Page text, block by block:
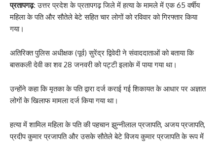
प्रतापगढ़: उत्तर प्रदेश के प्रतापगढ़ जिले में हत्या के मामले में एक 65 वर्षीय
महिला के पति और सौतेले बेटे सहित चार लोगों को रविवार को गिरफ्तार किया
गया।
अतिरिक्त पुलिस अधीक्षक (पूर्व) सुरेंद्र द्विवेदी ने संवाददाताओं को बताया कि
बासकली देवी का शव 28 जनवरी को पट्टी इलाके में पाया गया था।
उन्होंने कहा कि मृतका के पति द्वारा दर्ज कराई गई शिकायत के आधार पर अज्ञात
लोगों के खिलाफ मामला दर्ज किया गया था।
हत्या में शामिल महिला के पति की पहचान झुन्नीलाल प्रजापति, अजय प्रजापति,
प्रदीप कुमार प्रजापति और उसके सौतेले बेटे विजय कुमार प्रजापति के रूप में